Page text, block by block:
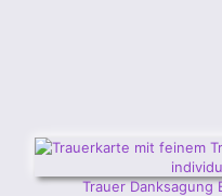
Trauer Danksagung